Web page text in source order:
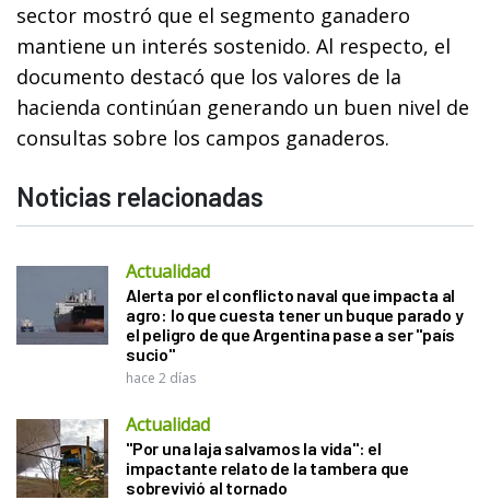
sector mostró que el segmento ganadero
mantiene un interés sostenido. Al respecto, el
documento destacó que los valores de la
hacienda continúan generando un buen nivel de
consultas sobre los campos ganaderos.
Noticias relacionadas
Actualidad
Alerta por el conflicto naval que impacta al
agro: lo que cuesta tener un buque parado y
el peligro de que Argentina pase a ser "país
sucio"
hace 2 días
Actualidad
"Por una laja salvamos la vida": el
impactante relato de la tambera que
sobrevivió al tornado